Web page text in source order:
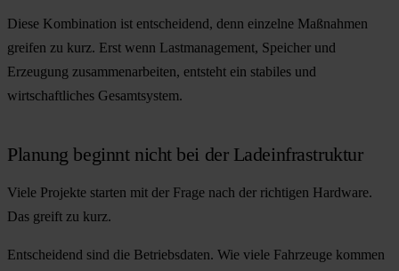
Diese Kombination ist entscheidend, denn einzelne Maßnahmen
greifen zu kurz. Erst wenn Lastmanagement, Speicher und
Erzeugung zusammenarbeiten, entsteht ein stabiles und
wirtschaftliches Gesamtsystem.
Planung beginnt nicht bei der Ladeinfrastruktur
Viele Projekte starten mit der Frage nach der richtigen Hardware.
Das greift zu kurz.
Entscheidend sind die Betriebsdaten. Wie viele Fahrzeuge kommen